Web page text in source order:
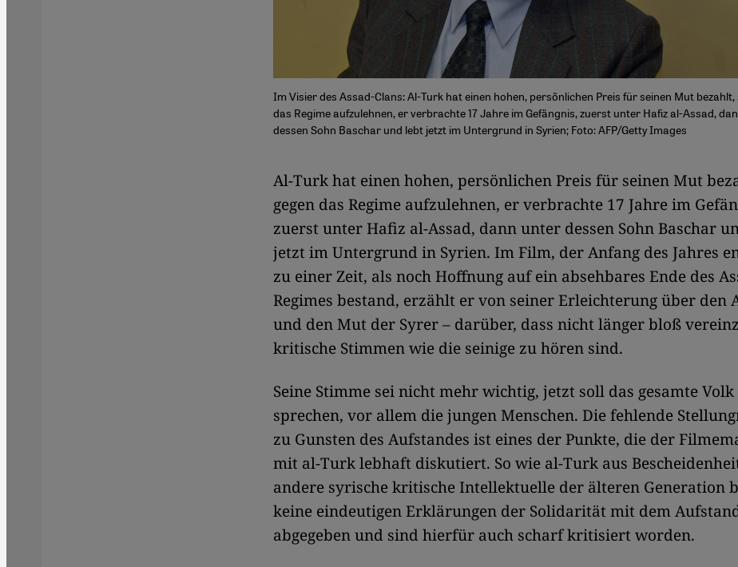
Im Visier des Assad-Clans: Al-Turk hat einen hohen, persönlichen Preis für seinen Mut bezahlt,
das Regime aufzulehnen, er verbrachte 17 Jahre im Gefängnis, zuerst unter Hafiz al-Assad,
dessen Sohn Baschar und lebt jetzt im Untergrund in Syrien; Foto: AFP/Getty Images
​​Al-Turk hat einen hohen, persönlichen Preis für seinen Mut
gegen das Regime aufzulehnen, er verbrachte 17 Jahre im
zuerst unter Hafiz al-Assad, dann unter dessen Sohn Baschar
jetzt im Untergrund in Syrien. Im Film, der Anfang des Jahres
zu einer Zeit, als noch Hoffnung auf ein absehbares Ende des
Regimes bestand, erzählt er von seiner Erleichterung über den
und den Mut der Syrer – darüber, dass nicht länger bloß
kritische Stimmen wie die seinige zu hören sind.
Seine Stimme sei nicht mehr wichtig, jetzt soll das gesamte Volk
sprechen, vor allem die jungen Menschen. Die fehlende
zu Gunsten des Aufstandes ist eines der Punkte, die der
mit al-Turk lebhaft diskutiert. So wie al-Turk aus
andere syrische kritische Intellektuelle der älteren Generation
keine eindeutigen Erklärungen der Solidarität mit dem
abgegeben und sind hierfür auch scharf kritisiert worden.